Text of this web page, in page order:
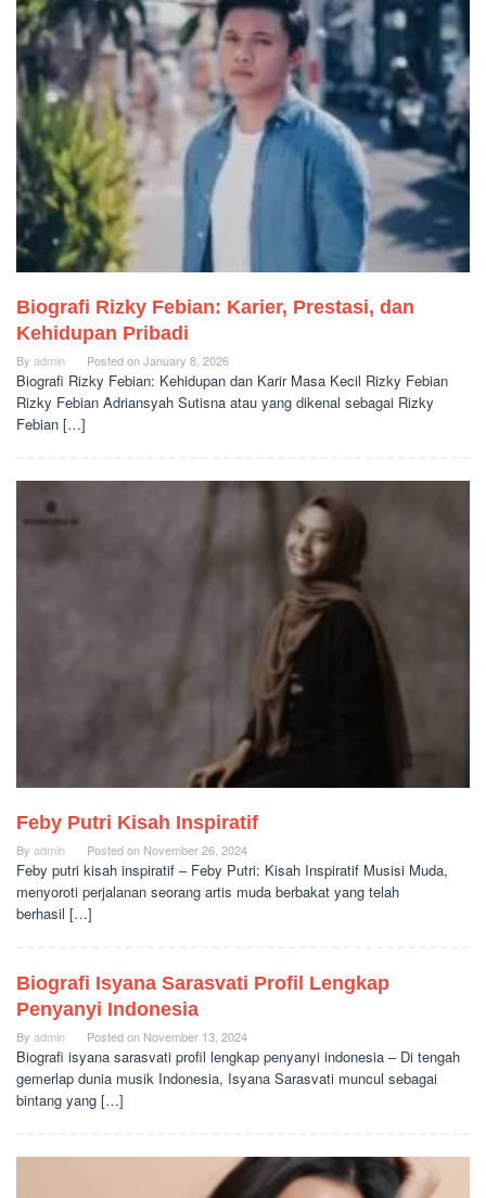
Biografi Rizky Febian: Karier, Prestasi, dan
Kehidupan Pribadi
By admin Posted onJanuary 8, 2026
Biografi Rizky Febian: Kehidupan dan Karir Masa Kecil Rizky Febian
Rizky Febian Adriansyah Sutisna atau yang dikenal sebagai Rizky
Febian […]
Feby Putri Kisah Inspiratif
By admin Posted on November 26, 2024
Feby putri kisah inspiratif – Feby Putri: Kisah Inspiratif Musisi Muda,
menyoroti perjalanan seorang artis muda berbakat yang telah
berhasil […]
Biografi Isyana Sarasvati Profil Lengkap
Penyanyi Indonesia
By admin Posted on November 13, 2024
Biografi isyana sarasvati profil lengkap penyanyi indonesia – Di tengah
gemerlap dunia musik Indonesia, Isyana Sarasvati muncul sebagai
bintang yang […]